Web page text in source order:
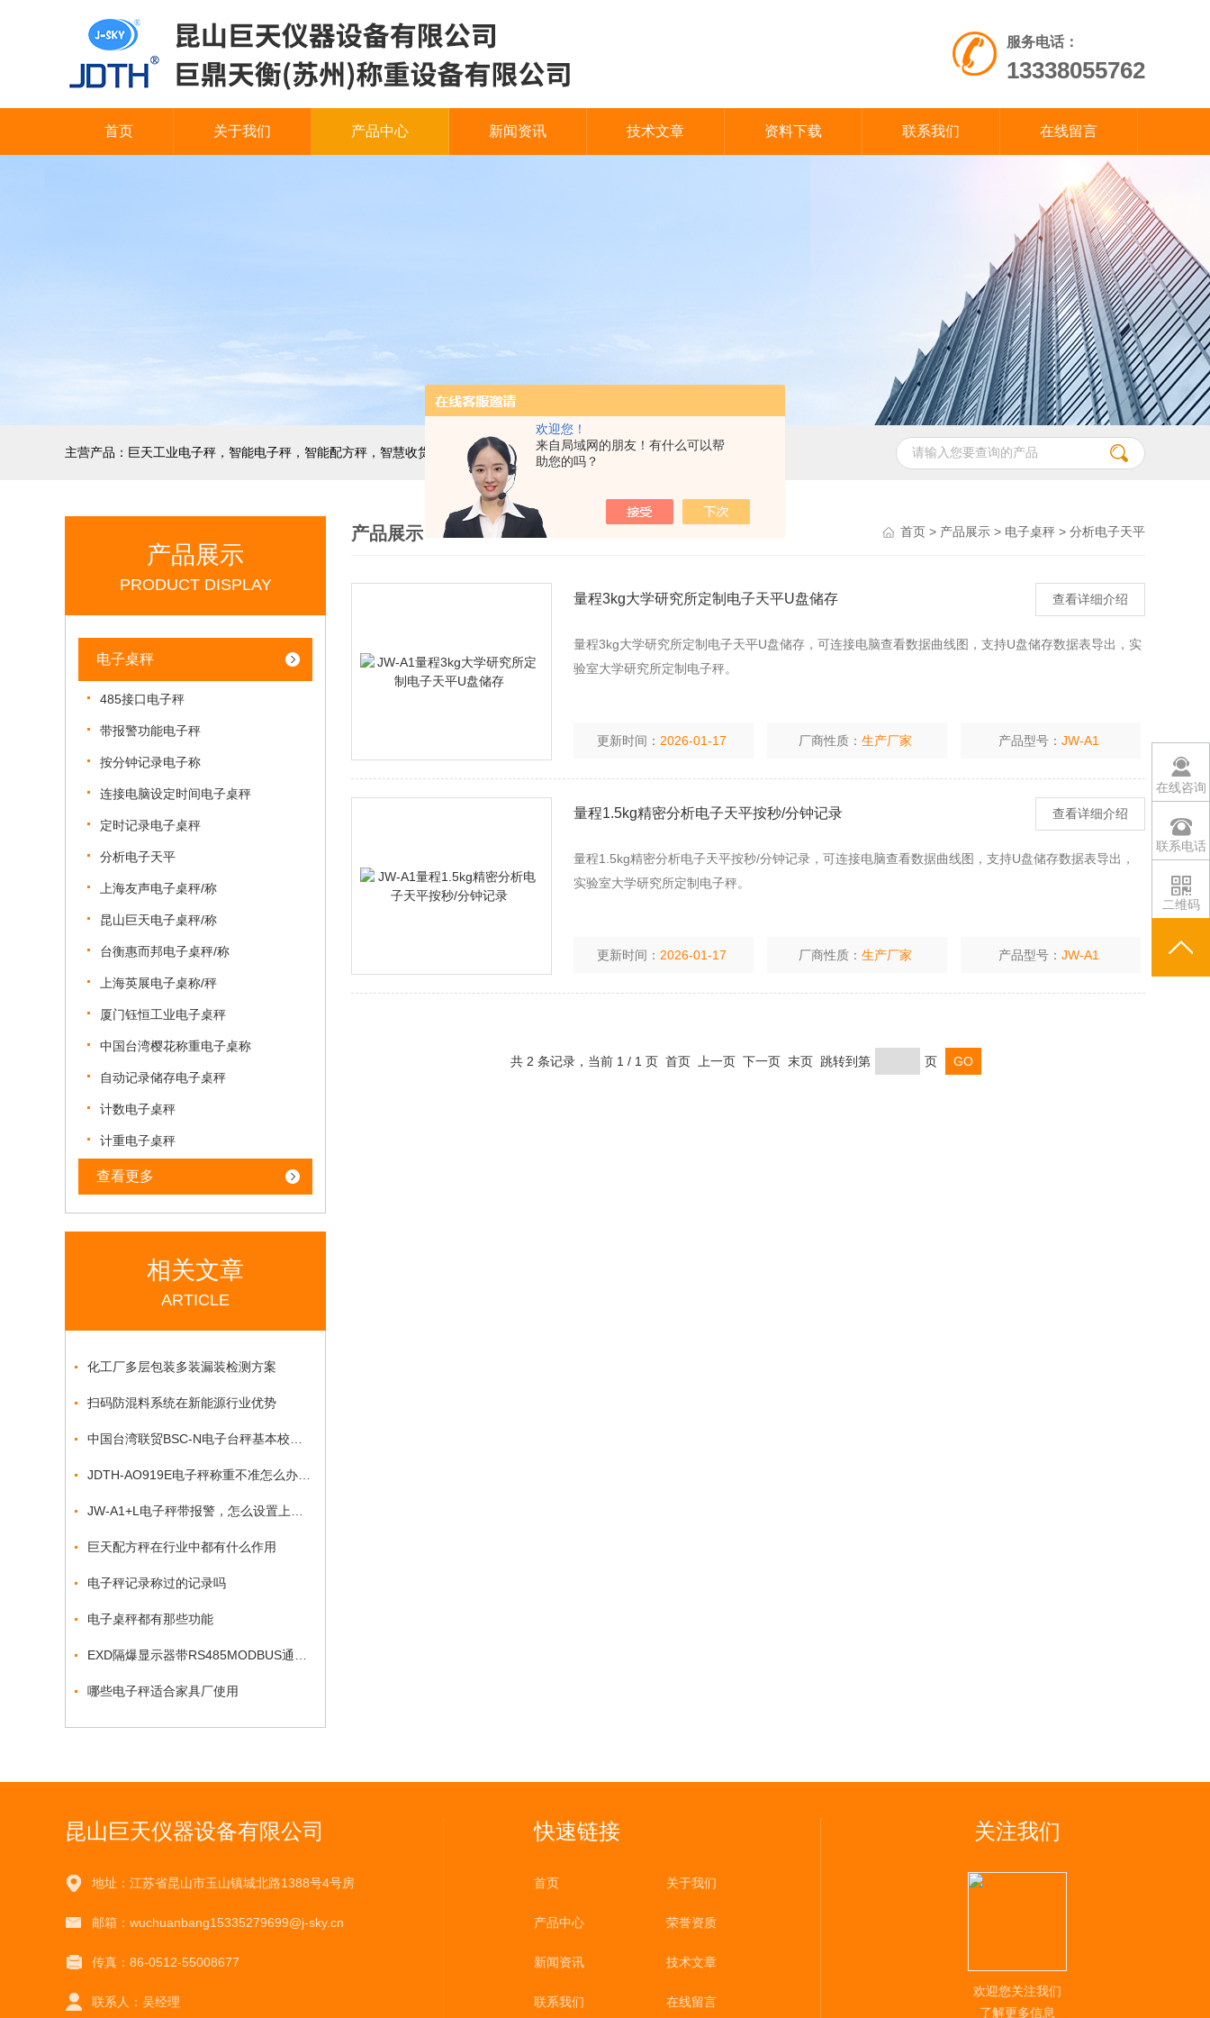
欢迎您！
来自局域网的朋友！有什么可以帮
助您的吗？
服务电话：
13338055762
首页 关于我们 产品中心 新闻资讯 技术文章 资料下载 联系我们 在线留言
主营产品：巨天工业电子秤，智能电子秤，智能配方秤，智慧收货秤，自动称重机，精密电子天平，电子台秤，电子地磅，电子桌秤，在线称重设备等衡器的软硬件研发与非标定制
产品展示
PRODUCT DISPLAY
电子桌秤
485接口电子秤
带报警功能电子秤
按分钟记录电子称
连接电脑设定时间电子桌秤
定时记录电子桌秤
分析电子天平
上海友声电子桌秤/称
昆山巨天电子桌秤/称
台衡惠而邦电子桌秤/称
上海英展电子桌称/秤
厦门钰恒工业电子桌秤
中国台湾樱花称重电子桌称
自动记录储存电子桌秤
计数电子桌秤
计重电子桌秤
查看更多
相关文章
ARTICLE
化工厂多层包装多装漏装检测方案
扫码防混料系统在新能源行业优势
巨天配方秤在行业中都有什么作用
电子秤记录称过的记录吗
电子桌秤都有那些功能
哪些电子秤适合家具厂使用
产品展示 首页 > 产品展示 > 电子桌秤 > 分析电子天平
量程3kg大学研究所定制电子天平U盘储存 查看详细介绍
量程3kg大学研究所定制电子天平U盘储存，可连接电脑查看数据曲线图，支持U盘储存数据表导出，实
验室大学研究所定制电子秤。
更新时间： 2026-01-17 厂商性质：生产厂家 产品型号：JW-A1
量程1.5kg精密分析电子天平按秒/分钟记录 查看详细介绍
量程1.5kg精密分析电子天平按秒/分钟记录，可连接电脑查看数据曲线图，支持U盘储存数据表导出，
实验室大学研究所定制电子秤。
更新时间： 2026-01-17 厂商性质：生产厂家 产品型号：JW-A1
共 2 条记录，当前 1 / 1 页 首页 上一页 下一页 末页 跳转到第 页
昆山巨天仪器设备有限公司
地址：江苏省昆山市玉山镇城北路1388号4号房
邮箱：wuchuanbang15335279699@j-sky.cn
传真：86-0512-55008677
联系人：吴经理
快速链接
首页 关于我们
产品中心 荣誉资质
新闻资讯 技术文章
联系我们 在线留言
关注我们
欢迎您关注我们
了解更多信息
在线咨询
联系电话
二维码